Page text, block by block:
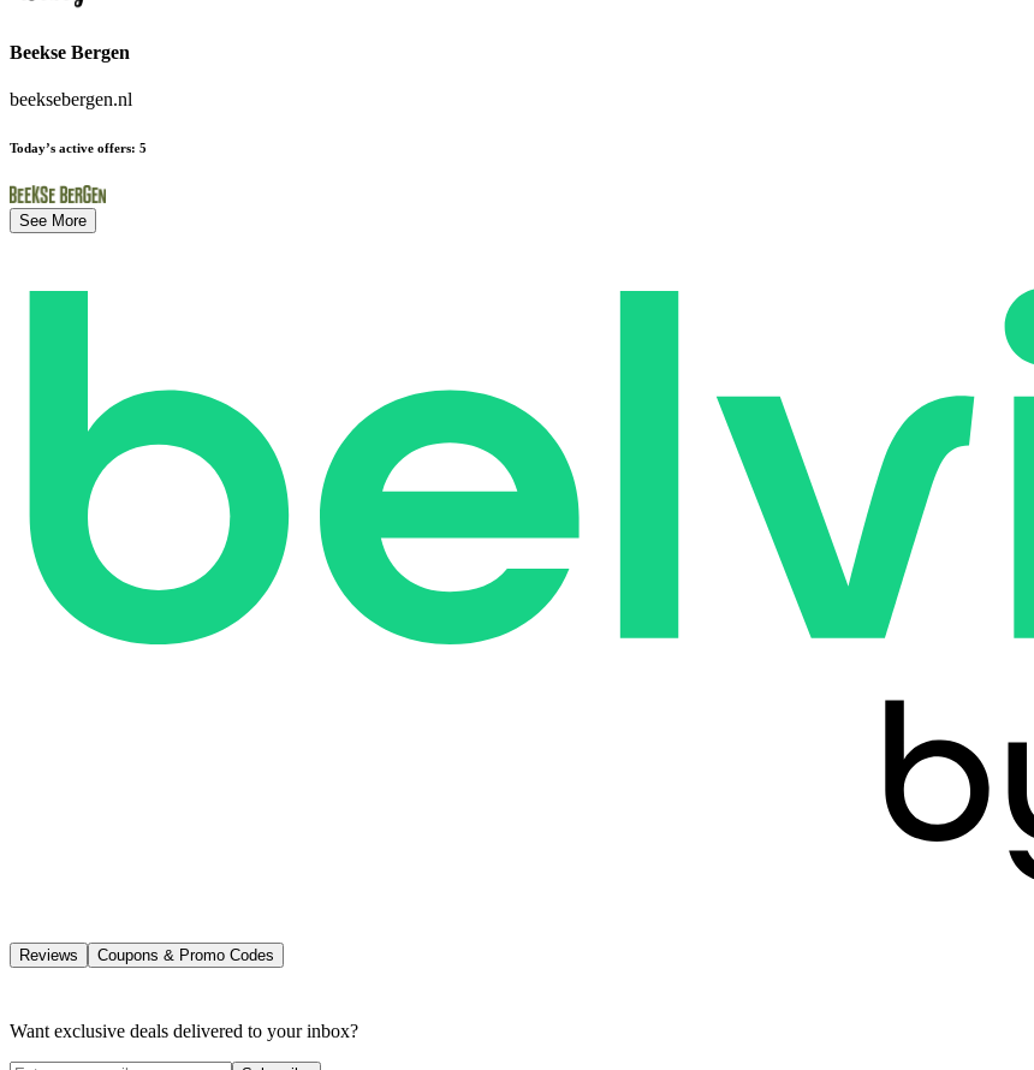
Beekse Bergen
beeksebergen.nl
Today’s active offers: 5
See More
Reviews Coupons & Promo Codes
Want exclusive deals delivered to your inbox?